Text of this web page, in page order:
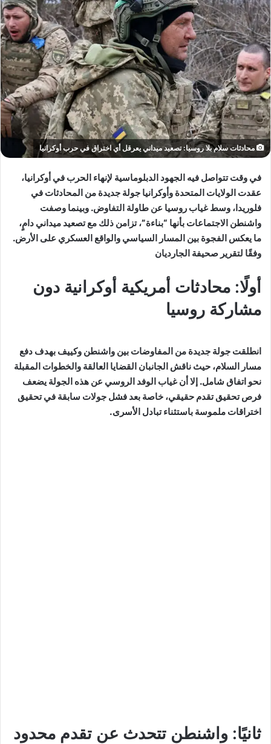
محادثات سلام بلا روسيا: تصعيد ميداني يعرقل أي اختراق في حرب أوكرانيا
في وقت تتواصل فيه الجهود الدبلوماسية لإنهاء الحرب في أوكرانيا،
عقدت الولايات المتحدة وأوكرانيا جولة جديدة من المحادثات في
فلوريدا، وسط غياب روسيا عن طاولة التفاوض. وبينما وصفت
واشنطن الاجتماعات بأنها “بناءة”، تزامن ذلك مع تصعيد ميداني دامٍ،
ما يعكس الفجوة بين المسار السياسي والواقع العسكري على الأرض.
وفقًا لتقرير صحيفة الجارديان
أولًا: محادثات أمريكية أوكرانية دون
مشاركة روسيا
انطلقت جولة جديدة من المفاوضات بين واشنطن وكييف بهدف دفع
مسار السلام، حيث ناقش الجانبان القضايا العالقة والخطوات المقبلة
نحو اتفاق شامل. إلا أن غياب الوفد الروسي عن هذه الجولة يضعف
فرص تحقيق تقدم حقيقي، خاصة بعد فشل جولات سابقة في تحقيق
اختراقات ملموسة باستثناء تبادل الأسرى.
ثانيًا: واشنطن تتحدث عن تقدم محدود